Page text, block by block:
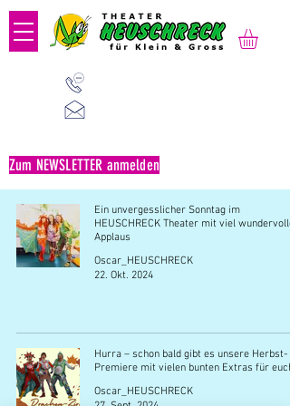
Zum NEWSLETTER anmelden
Ein unvergesslicher Sonntag im
HEUSCHRECK Theater mit viel
Applaus
Oscar_HEUSCHRECK
22. Okt. 2024
Hurra – schon bald gibt es unsere Herbst-
Premiere mit vielen bunten Extras für euch!
Oscar_HEUSCHRECK